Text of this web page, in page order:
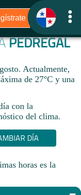
PEDREGAL
Actualmente,
de 27°C y una
con la
del clima.
DÍA
horas es la